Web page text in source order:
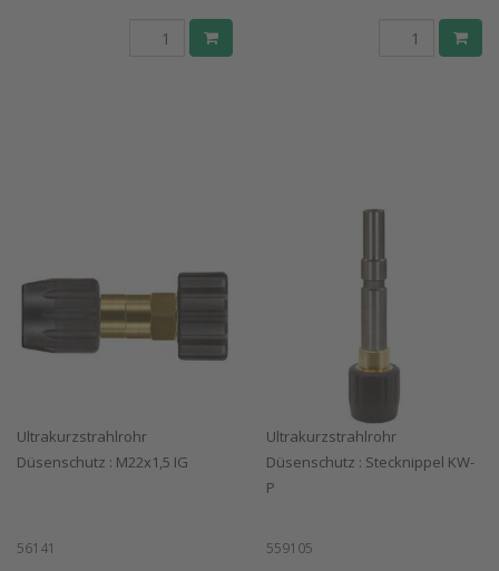
Ultrakurzstrahlrohr
Düsenschutz : M22x1,5 IG
56141
Ultrakurzstrahlrohr
Düsenschutz : Stecknippel KW-
P
559105